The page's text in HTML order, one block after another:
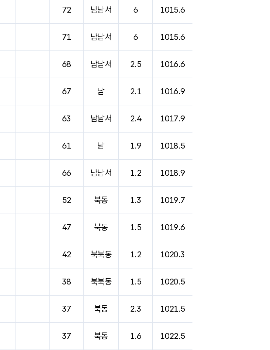
72 남남서 6 1015.6
71 남남서 6 1015.6
68 남남서 2.5 1016.6
67 남 2.1 1016.9
63 남남서 2.4 1017.9
61 남 1.9 1018.5
66 남남서 1.2 1018.9
52 북동 1.3 1019.7
47 북동 1.5 1019.6
42 북북동 1.2 1020.3
38 북북동 1.5 1020.5
37 북동 2.3 1021.5
37 북동 1.6 1022.5